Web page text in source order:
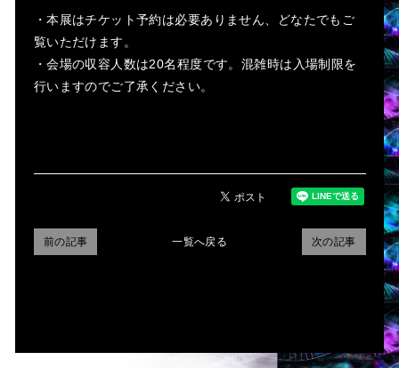
・本展はチケット予約は必要ありません、どなたでもご
覧いただけます。
・会場の収容人数は20名程度です。混雑時は入場制限を
行いますのでご了承ください。
次の記事
一覧へ戻る
前の記事